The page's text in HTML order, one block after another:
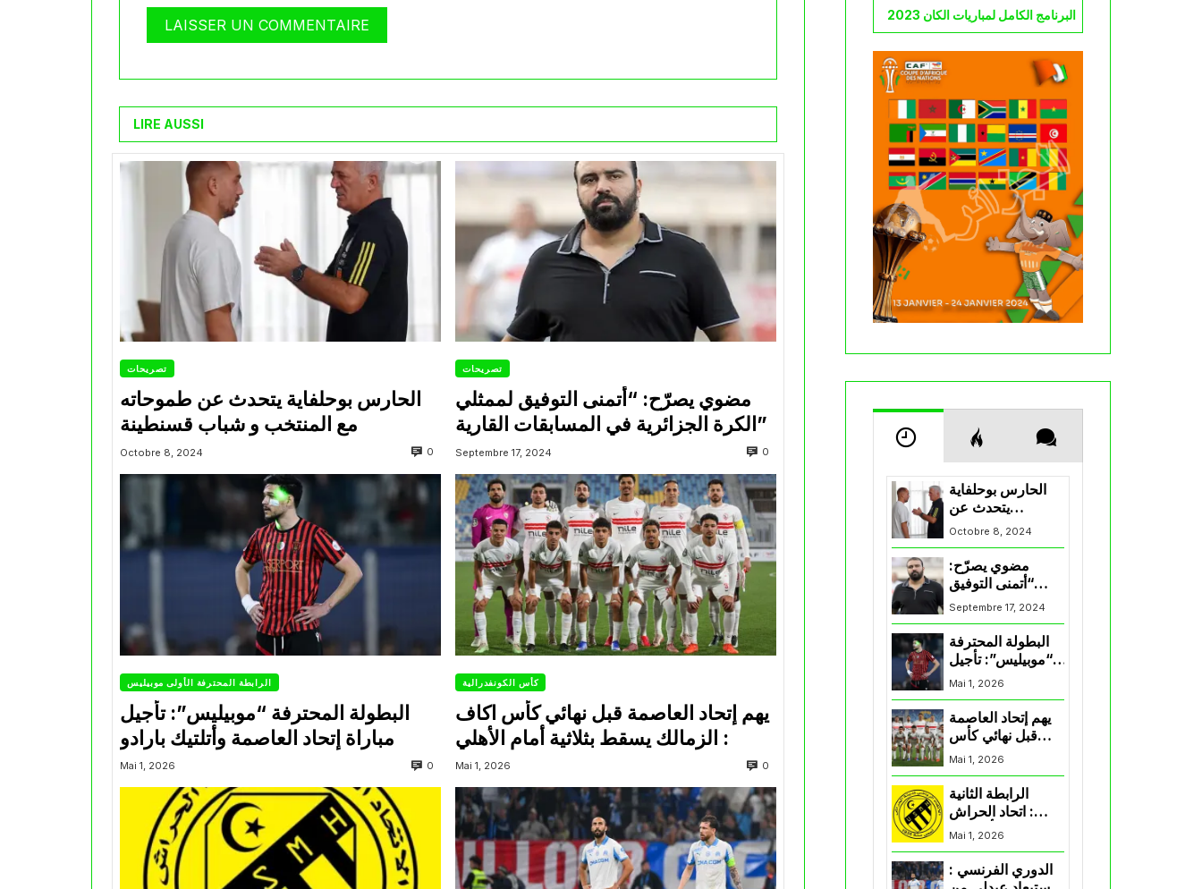
LIRE AUSSI
تصريحات
الحارس بوحلفاية يتحدث عن طموحاته
مع المنتخب و شباب قسنطينة
Octobre 8, 2024 0
تصريحات
مضوي يصرّح: “أتمنى التوفيق لممثلي
الكرة الجزائرية في المسابقات القارية”
Septembre 17, 2024 0
الرابطة المحترفة الأولى موبيليس
البطولة المحترفة “موبيليس”: تأجيل
مباراة إتحاد العاصمة وأتلتيك بارادو
Mai 1, 2026 0
كأس الكونفدرالية
يهم إتحاد العاصمة قبل نهائي كأس اكاف
Mai 1, 2026 0
البرنامج الكامل لمباريات الكان 2023
الحارس بوحلفاية
يتحدث عن
طموحاته مع
المنتخب و شباب
قسنطينة
Octobre 8, 2024
مضوي يصرّح:
“أتمنى التوفيق
لممثلي الكرة
الجزائرية في
Septembre 17, 2024
البطولة المحترفة
“موبيليس”: تأجيل
مباراة إتحاد
العاصمة وأتلتيك
بارادو
Mai 1, 2026
يهم إتحاد العاصمة
قبل نهائي كأس
اكاف : الزمالك
يسقط بثلاثية أمام
Mai 1, 2026
الرابطة الثانية
: اتحاد الحراش
يحسم التأهل إلى
“البلاي أوف”
Mai 1, 2026
الدوري الفرنسي :